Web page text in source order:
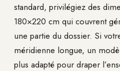
standard, privilégiez des
180×220 cm qui couvrent
une partie du dossier. Si
méridienne longue, un
plus adapté pour draper